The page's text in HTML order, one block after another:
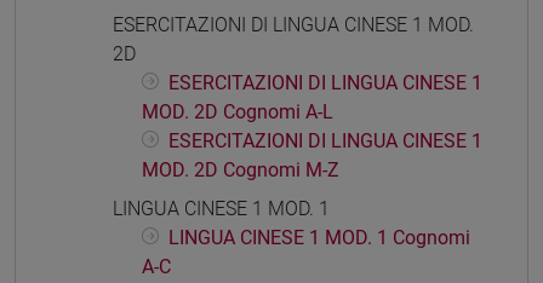
ESERCITAZIONI DI LINGUA CINESE 1 MOD.
2D
ESERCITAZIONI DI LINGUA CINESE 1
MOD. 2D Cognomi A-L
ESERCITAZIONI DI LINGUA CINESE 1
MOD. 2D Cognomi M-Z
LINGUA CINESE 1 MOD. 1
LINGUA CINESE 1 MOD. 1 Cognomi
A-C